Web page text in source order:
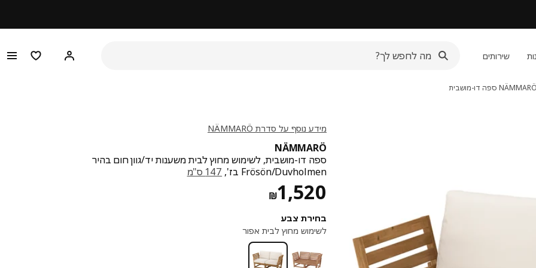
שירותים היי! התחברו או
מוצרים
NÄMMARÖ ספה דו-מושבית
מידע נוסף על סדרת NÄMMARÖ
NÄMMARÖ
ספה דו-מושבית, לשימוש מחוץ לבית משענות יד/גוון חום בהיר
Frösön/Duvholmen בז',
147 ס"מ
₪1,520
בחירת צבע
לשימוש מחוץ לבית אפור